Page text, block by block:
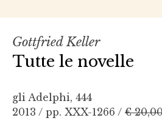
Gottfried Keller
Tutte le novelle
gli Adelphi, 444
2013 / pp. XXX-1266 / €